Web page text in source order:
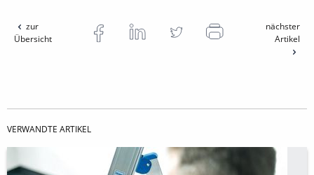
zur
Übersicht
nächster
Artikel
VERWANDTE ARTIKEL